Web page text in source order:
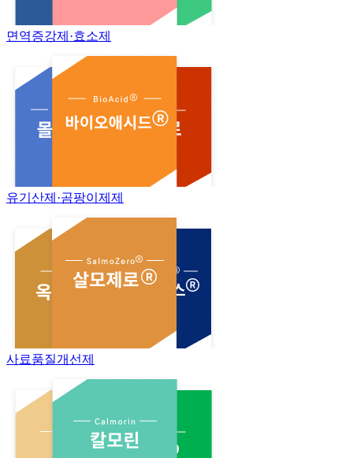
면역증강제·효소제
유기산제·곰팡이제제
사료품질개선제